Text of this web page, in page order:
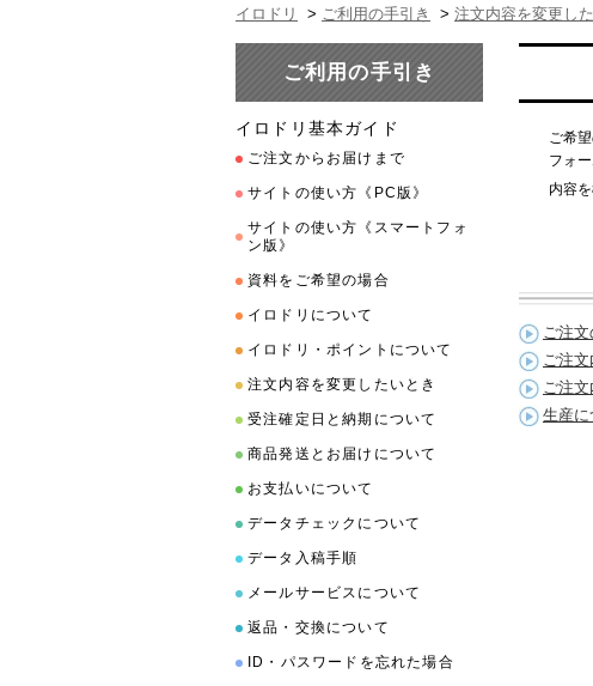
イロドリ
> ご利用の手引き > 注文内容を変更し
ご希
フォ
内容
ご注文
ご注
ご注
生産に
ご利用の手引き
イロドリ基本ガイド
ご注文からお届けまで
サイトの使い方《PC版》
サイトの使い方《スマートフォ
ン版》
資料をご希望の場合
イロドリについて
イロドリ・ポイントについて
注文内容を変更したいとき
受注確定日と納期について
商品発送とお届けについて
お支払いについて
データチェックについて
データ入稿手順
メールサービスについて
返品・交換について
ID・パスワードを忘れた場合